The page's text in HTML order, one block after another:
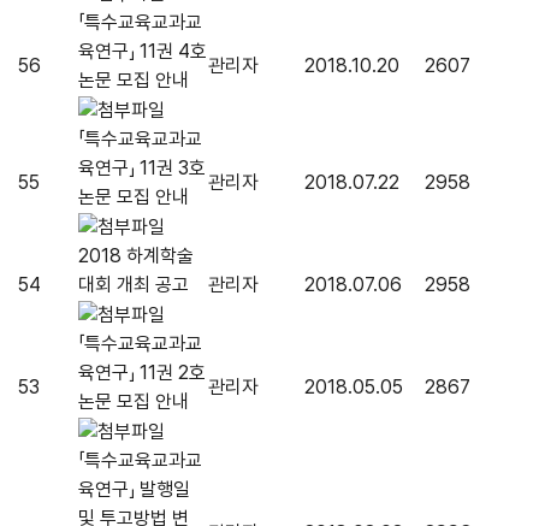
56
「특수교육교과교
육연구」 11권 4호
논문 모집 안내
관리자 2018.10.20 2607
55
「특수교육교과교
육연구」 11권 3호
논문 모집 안내
관리자 2018.07.22 2958
54
2018 하계학술
대회 개최 공고
관리자 2018.07.06 2958
53
「특수교육교과교
육연구」 11권 2호
논문 모집 안내
관리자 2018.05.05 2867
「특수교육교과교
육연구」 발행일
및 투고방법 변